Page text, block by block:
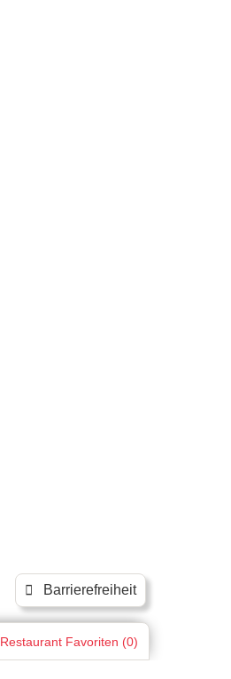
Barrierefreiheit
Restaurant Favoriten (0)